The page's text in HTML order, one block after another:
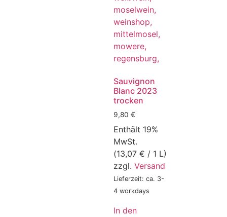
Sauvignon
Blanc 2023
trocken
9,80 €
Enthält 19%
MwSt.
(13,07 € / 1 L)
zzgl. Versand
Lieferzeit: ca. 3-
4 workdays
In den